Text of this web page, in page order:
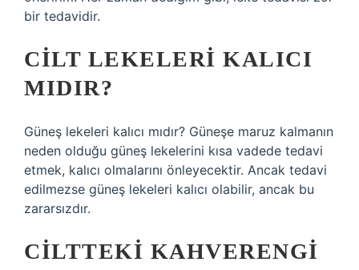
bir tedavidir.
CILT LEKELERI KALICI
MIDIR?
Güneş lekeleri kalıcı mıdır? Güneşe maruz kalmanın
neden olduğu güneş lekelerini kısa vadede tedavi
etmek, kalıcı olmalarını önleyecektir. Ancak tedavi
edilmezse güneş lekeleri kalıcı olabilir, ancak bu
zararsızdır.
CILTTEKI KAHVERENGI